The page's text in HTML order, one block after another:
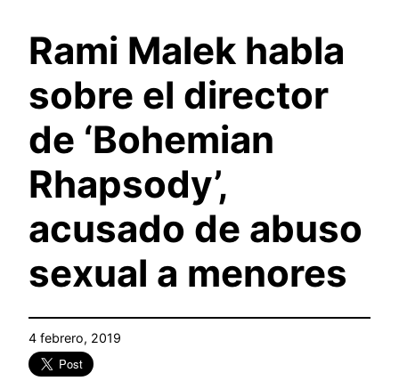
Rami Malek habla
sobre el director
de ‘Bohemian
Rhapsody’,
acusado de abuso
sexual a menores
4 febrero, 2019